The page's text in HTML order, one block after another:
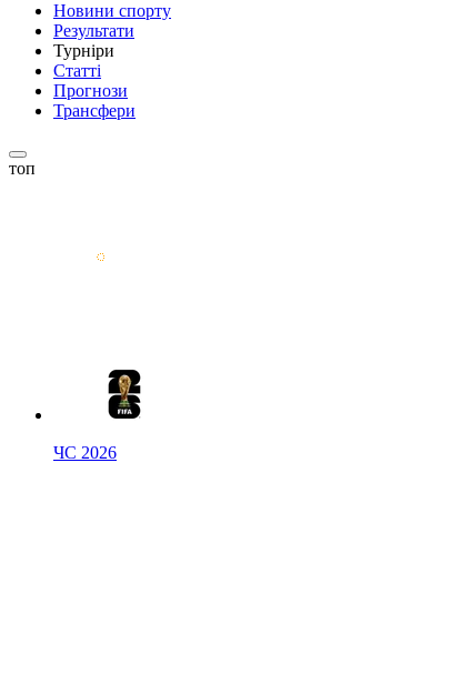
Новини спорту
Результати
Турніри
Статті
Прогнози
Трансфери
топ
ЧС 2026